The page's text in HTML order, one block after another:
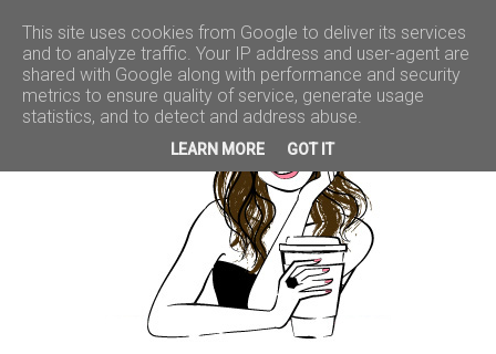
Tři
roky
kraťasech,
This site uses cookies from Google to deliver its services
and to analyze traffic. Your IP address and user-agent are
shared with Google along with performance and security
metrics to ensure quality of service, generate usage
statistics, and to detect and address abuse.
LEARN MORE GOT IT